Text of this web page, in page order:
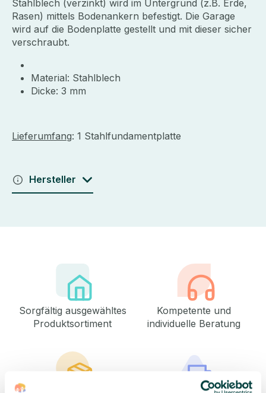
Stahlblech (verzinkt) wird im Untergrund (z.B. Erde,
Rasen) mittels Bodenankern befestigt. Die Garage
wird auf die Bodenplatte gestellt und mit dieser sicher
verschraubt.
Material: Stahlblech
Dicke: 3 mm
Lieferumfang: 1 Stahlfundamentplatte
Hersteller
Sorgfältig ausgewähltes
Produktsortiment
Kompetente und
individuelle Beratung